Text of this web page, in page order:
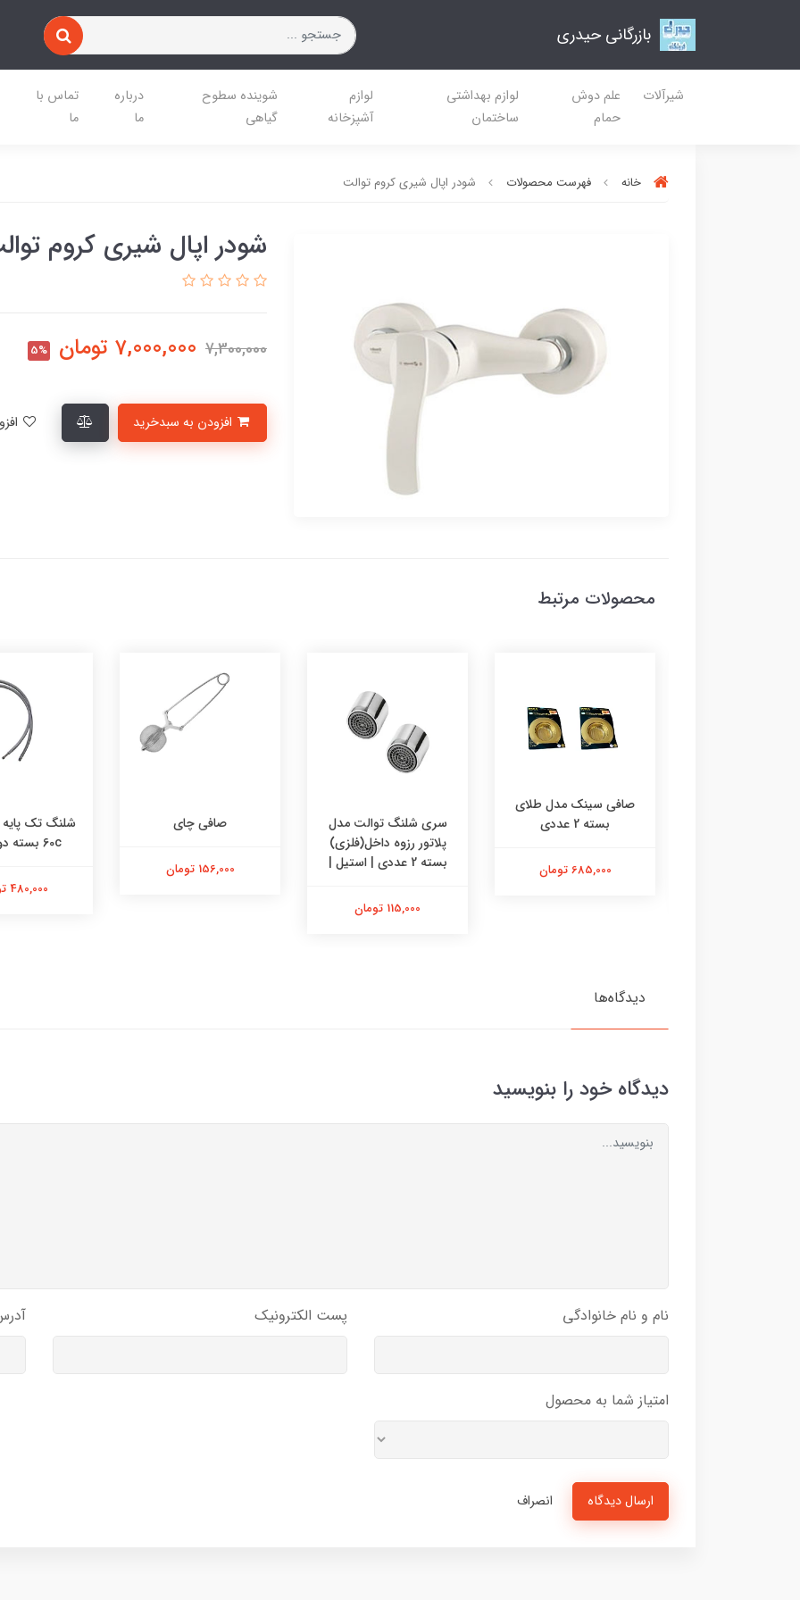
بازرگانی حیدری
شیرآلات
علم دوش
حمام
لوازم بهداشتی
ساختمان
لوازم
آشپزخانه
شوینده سطوح
گیاهی
درباره
ما
تماس با
ما
خانه فهرست محصولات شودر اپال شیری کروم توالت
شودر اپال شیری کروم
7,300,000
7,000,000 تومان 5%
محصولات مرتبط
صافی سینک مدل طلای
بسته 2 عددی
685,000 تومان
سری شلنگ توالت مدل
پلاتور رزوه داخل(فلزی)
بسته 2 عددی | استیل |
115,000 تومان
صافی چای
156,000 تومان
60c بسته دو عددی
480,000 تومان
دیدگاه‌ها
دیدگاه خود را بنویسید
نام و نام خانوادگی پست الکترونیک
امتیاز شما به محصول
ارسال دیدگاه انصراف